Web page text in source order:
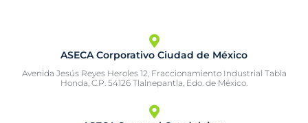
ASECA Corporativo Ciudad de México
Avenida Jesús Reyes Heroles 12, Fraccionamiento Industrial Tabla
Honda, C.P. 54126 Tlalnepantla, Edo. de México.